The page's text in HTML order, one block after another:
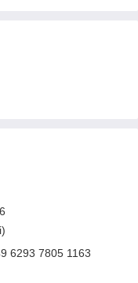
6293 7805 1163